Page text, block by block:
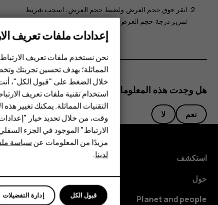
الهواتف المميزة
الأكسسوارات
HMD Terra M
HMD DUB
HMD Watch
للأعمال
انقر فوق حجم العرض ولضبط حجم العرض، اسحب شريط
تمرير درجة حجم العرض.
هل وجدت هذه المعلومات مفيدة؟
نعم لا
استكشف
حول
Planet and people
إعدادات ملفات تعريف
نحن نستخدم ملفات تعريف
المماثلة؛ بهدف تحسين تجربتك
خلال الضغط على "قبول الكل"،
استخدام تقنية ملفات تعريف
التقنيات المماثلة. يمكنك تغيير
وقت، من خلال تحديد خيار
الارتباط" الموجود في الجزء
مزيدًا من المعلومات عنسياسة
لدينا.
إدارة التفضيلات قبول الكل